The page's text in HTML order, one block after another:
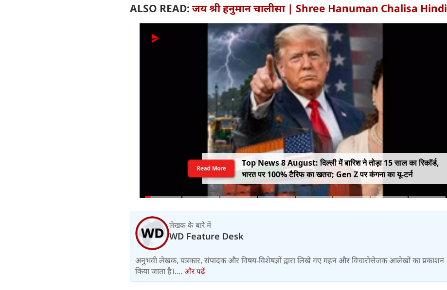
ALSO READ: जय श्री हनुमान चालीसा | Shree Hanuman Chalisa Hindi
Top News 8 August: दिल्ली में बारिश ने तोड़ा 15 साल का रिकॉर्ड,
भारत पर 100% टैरिफ का खतरा; Gen Z पर कंगना का यू-टर्न
Read More
लेखक के बारे में
WD Feature Desk
अनुभवी लेखक, पत्रकार, संपादक और विषय-विशेषज्ञों द्वारा लिखे गए गहन और विचारोत्तेजक आलेखों का प्रकाशन
किया जाता है।.... और पढ़ें